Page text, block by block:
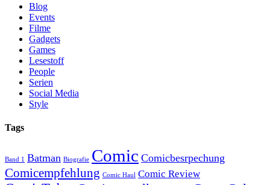
Blog
Events
Filme
Gadgets
Games
Lesestoff
People
Serien
Social Media
Style
Tags
Band 1 Batman Biografie Comic Comicbesrpechung
Comicempfehlung Comic Haul Comic Review